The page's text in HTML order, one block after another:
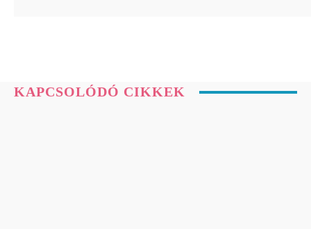
KAPCSOLÓDÓ CIKKEK